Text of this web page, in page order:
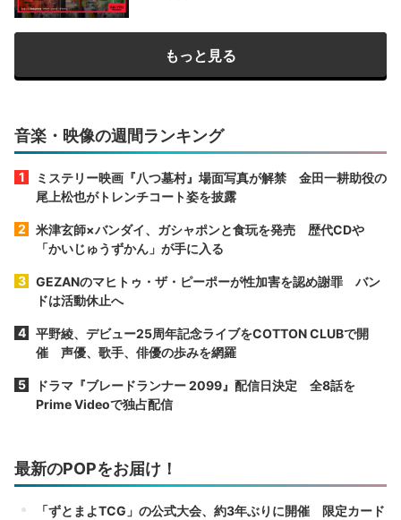
もっと見る
音楽・映像の週間ランキング
ミステリー映画『八つ墓村』場面写真が解禁 金田一耕助役の
尾上松也がトレンチコート姿を披露
米津玄師×バンダイ、ガシャポンと食玩を発売 歴代CDや
「かいじゅうずかん」が手に入る
GEZANのマヒトゥ・ザ・ピーポーが性加害を認め謝罪 バン
ドは活動休止へ
平野綾、デビュー25周年記念ライブをCOTTON CLUBで開
催 声優、歌手、俳優の歩みを網羅
ドラマ『ブレードランナー 2099』配信日決定 全8話を
Prime Videoで独占配信
最新のPOPをお届け！
「ずとまよTCG」の公式大会、約3年ぶりに開催 限定カード